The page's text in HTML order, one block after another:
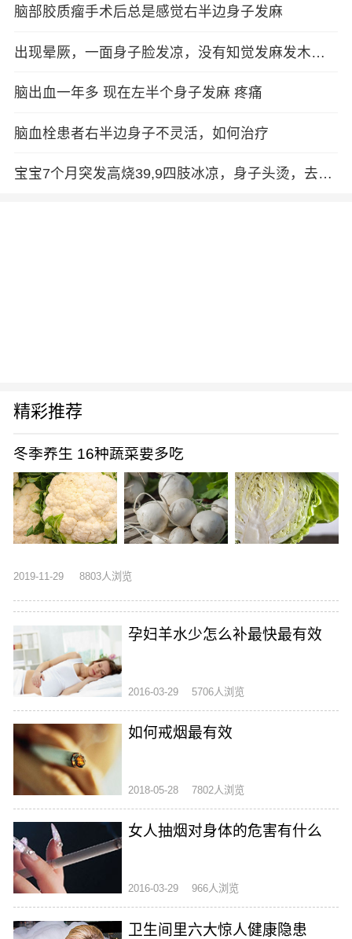
的现象，这是
脑部胶质瘤手术后总是感觉右半边身子发麻
出现晕厥，一面身子脸发凉，没有知觉发麻发木，
去该院开过脑
脑出血一年多 现在左半个身子发麻 疼痛
脑血栓患者右半边身子不灵活，如何治疗
宝宝7个月突发高烧39,9四肢冰凉，身子头烫，去医
精彩推荐
冬季养生 16种蔬菜要多吃
2019-11-29 8803人浏览
孕妇羊水少怎么补最快最有效
2016-03-29 5706人浏览
如何戒烟最有效
2018-05-28 7802人浏览
女人抽烟对身体的危害有什么
2016-03-29 966人浏览
卫生间里六大惊人健康隐患